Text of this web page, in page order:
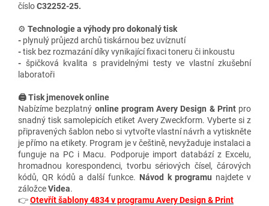
čísloC32252-25.
⚙️ Technologie a výhodypro dokonalý tisk
- plynulý průjezd archů tiskárnou bez uvíznutí
-tisk bez rozmazání díky vynikající fixaci toneru či inkoustu
- špičková kvalita s pravidelnými testy ve vlastní zkušební
laboratoři
🖨️ Tisk jmenovek online
Nabízíme bezplatný online program Avery Design & Print pro
snadný tisk samolepicích etiket Avery Zweckform. Vyberte si z
připravených šablon nebo si vytvořte vlastní návrh a vytiskněte
je přímo na etikety. Program je v češtině, nevyžaduje instalaci a
funguje na PC i Macu. Podporuje import databází z Excelu,
hromadnou korespondenci, tvorbu sériových čísel, čárových
kódů, QR kódů a další funkce. Návod k programu najdete v
záložceVidea.
👉Otevřít šablony 4834 v programu Avery Design & Print